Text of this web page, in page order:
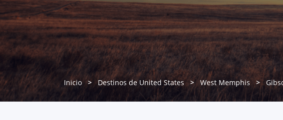
Inicio Destinos de United States West Memphis